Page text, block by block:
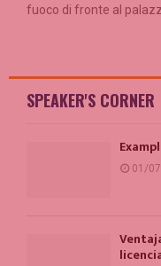
fuoco di fronte al
SPEAKER'S CORNER
01/